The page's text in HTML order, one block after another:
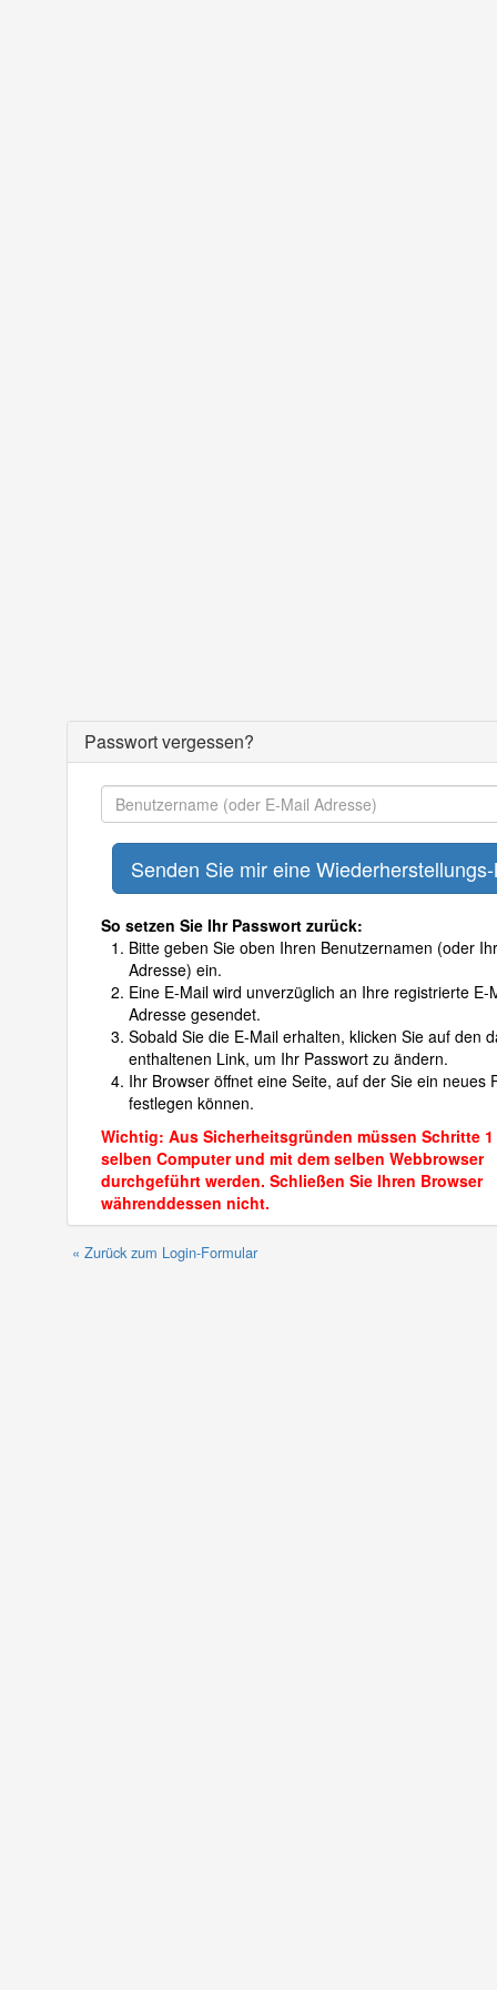
Passwort vergessen?
So setzen Sie Ihr Passwort zurück:
Bitte geben Sie oben Ihren Benutzernamen (oder
Adresse) ein.
Eine E-Mail wird unverzüglich an Ihre registrierte E-
Adresse gesendet.
Sobald Sie die E-Mail erhalten, klicken Sie auf den
enthaltenen Link, um Ihr Passwort zu ändern.
Ihr Browser öffnet eine Seite, auf der Sie ein neues
festlegen können.
Wichtig: Aus Sicherheitsgründen müssen Schritte 1
selben Computer und mit dem selben Webbrowser
durchgeführt werden. Schließen Sie Ihren Browser
währenddessen nicht.
« Zurück zum Login-Formular